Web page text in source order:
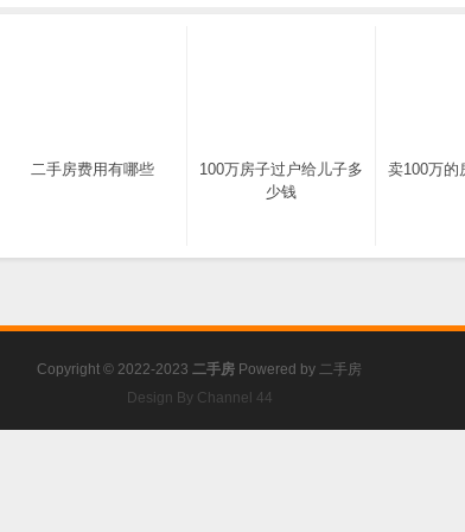
二手房费用有哪些
100万房子过户给儿子多
少钱
卖100万的
Copyright © 2022-2023 二手房 Powered by 二手房
Design By Channel 44